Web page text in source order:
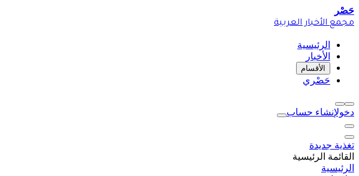
حَصْر
مجمع الأخبار العربية
الرئيسية
الأخبار
الأقسام
حَصْري
دخولإنشاء حساب
تغذية جديدة
القائمة الرئيسية
الرئيسية